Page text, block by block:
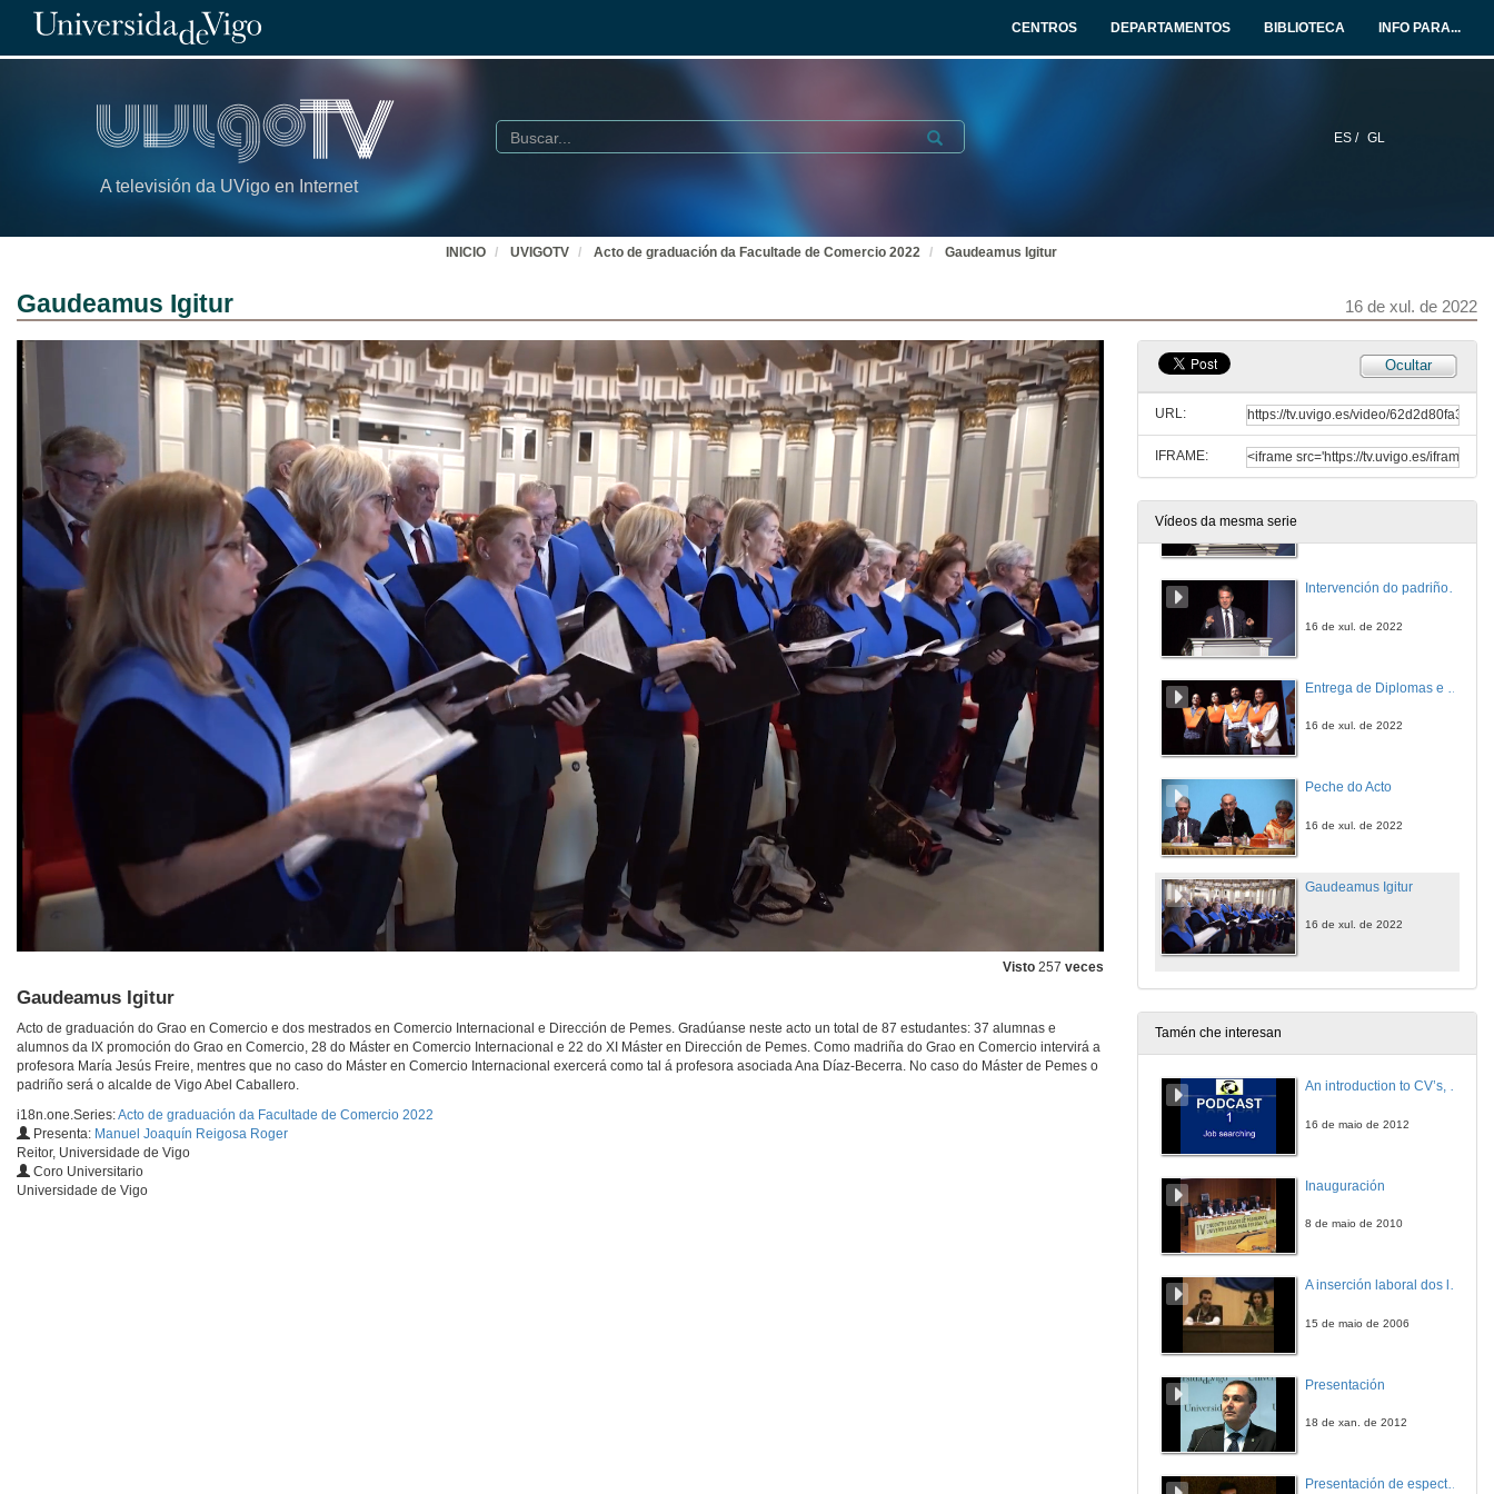
CENTROS DEPARTAMENTOS BIBLIOTECA INFO PARA...
A televisión da UVigo en Internet
ES / GL
Buscar Submit
INICIO UVIGOTV Acto de graduación da Facultade de Comercio 2022 Gaudeamus Igitur
Gaudeamus Igitur 16 de xul. de 2022
Visto 257 veces
Gaudeamus Igitur
Acto de graduación do Grao en Comercio e dos mestrados en Comercio Internacional e Dirección de Pemes. Gradúanse neste acto un total de 87 estudantes: 37 alumnas e
alumnos da IX promoción do Grao en Comercio, 28 do Máster en Comercio Internacional e 22 do XI Máster en Dirección de Pemes. Como madriña do Grao en Comercio intervirá a
profesora María Jesús Freire, mentres que no caso do Máster en Comercio Internacional exercerá como tal á profesora asociada Ana Díaz-Becerra. No caso do Máster de Pemes o
padriño será o alcalde de Vigo Abel Caballero.
i18n.one.Series:Acto de graduación da Facultade de Comercio 2022
Presenta: Manuel Joaquín Reigosa Roger
Reitor, Universidade de Vigo
Coro Universitario
Universidade de Vigo
Ocultar
URL:
IFRAME:
Vídeos da mesma serie
16 de xul. de 2022
16 de xul. de 2022
Intervención do padriño do Mestrado en Dirección de PEMES,
16 de xul. de 2022
16 de xul. de 2022
Peche do Acto
16 de xul. de 2022
Gaudeamus Igitur
16 de xul. de 2022
Tamén che interesan
An introduction to CV’s, letters, and job searching
16 de maio de 2012
Inauguración
8 de maio de 2010
A inserción laboral dos licenciados en Ciencias do Mar: a carreira investigadora
15 de maio de 2006
Presentación
18 de xan. de 2012
Presentación de espectro-radiómetros ASD